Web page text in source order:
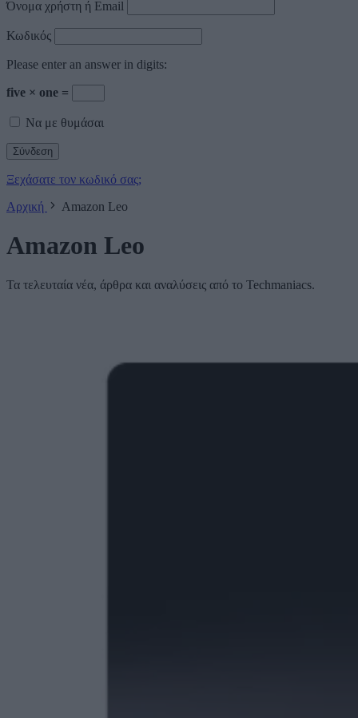
Όνομα χρήστη ή Email
Κωδικός
Please enter an answer in digits:
five × one =
Να με θυμάσαι
Ξεχάσατε τον κωδικό σας;
Αρχική
Amazon Leo
Amazon Leo
Τα τελευταία νέα, άρθρα και αναλύσεις από το Techmaniacs.